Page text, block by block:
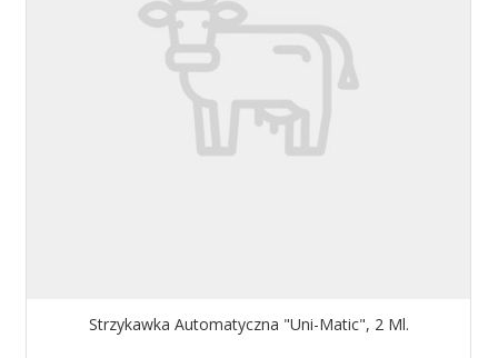
Strzykawka Automatyczna "Uni-Matic", 2 Ml.